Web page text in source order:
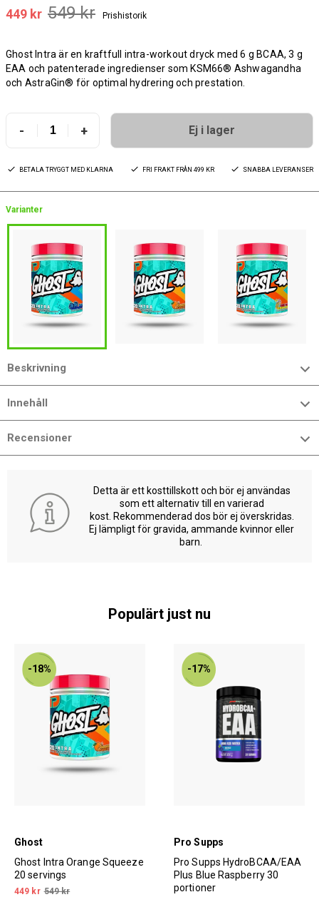
449 kr 549 kr Prishistorik
Ghost Intra är en kraftfull intra-workout dryck med 6 g BCAA, 3 g
EAA och patenterade ingredienser som KSM66® Ashwagandha
och AstraGin® för optimal hydrering och prestation.
- + Ej i lager
BETALA TRYGGT MED KLARNA FRI FRAKT FRÅN 499 KR SNABBA LEVERANSER
Varianter
Beskrivning
Innehåll
Recensioner
Detta är ett kosttillskott och bör ej användas
som ett alternativ till en varierad
kost. Rekommenderad dos bör ej överskridas.
Ej lämpligt för gravida, ammande kvinnor eller
barn.
Populärt just nu
-18%
Ghost
Ghost Intra Orange Squeeze
20 servings
449 kr 549 kr
-17%
Pro Supps
Pro Supps HydroBCAA/EAA
Plus Blue Raspberry 30
portioner